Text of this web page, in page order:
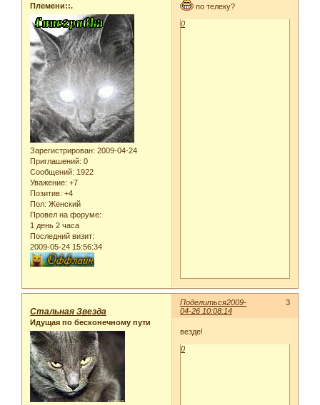
Племени::.
Зарегистрирован: 2009-04-24
Приглашений: 0
Сообщений: 1922
Уважение: +7
Позитив: +4
Пол: Женский
Провел на форуме:
1 день 2 часа
Последний визит:
2009-05-24 15:56:34
по телеку?
0
Поделиться 3
2009-
04-26 10:08:14
Стальная Звезда
Идущая по бесконечному пути
везде!
0